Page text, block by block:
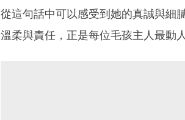
從這句話中可以感受到她的真誠與細
溫柔與責任，正是每位毛孩主人最動